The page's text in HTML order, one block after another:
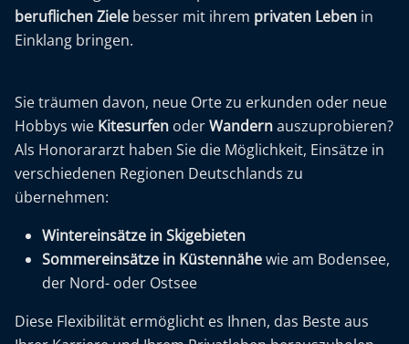
beruflichen Ziele besser mit ihrem privaten Leben in
Einklang bringen.
Sie träumen davon, neue Orte zu erkunden oder neue
Hobbys wie Kitesurfen oderWandernauszuprobieren?
Als Honorararzt haben Sie die Möglichkeit, Einsätze in
verschiedenen Regionen Deutschlands zu
übernehmen:
Wintereinsätze in Skigebieten
Sommereinsätze in Küstennähewie am Bodensee,
der Nord- oder Ostsee
Diese Flexibilität ermöglicht es Ihnen, das Beste aus